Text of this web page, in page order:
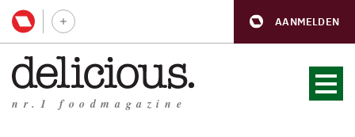
AANMELDEN
nr.1 foodmagazine